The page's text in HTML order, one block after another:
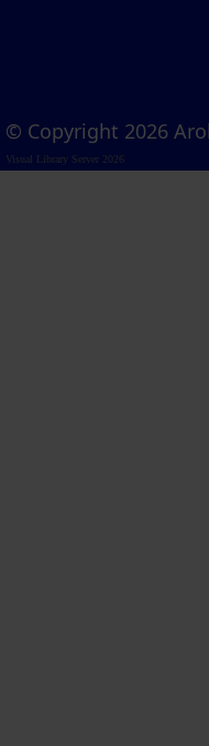
© Copyright 2026
Visual Library Server 2026